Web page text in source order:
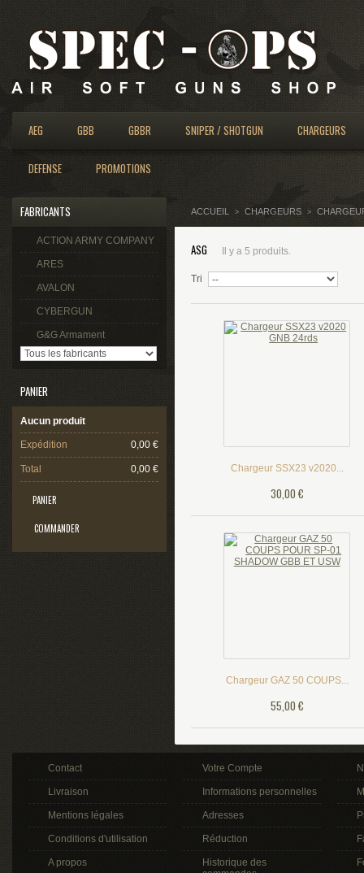
AEG GBB GBBR SNIPER / SHOTGUN CHARGEURS
DEFENSE PROMOTIONS
FABRICANTS
ACTION ARMY COMPANY
ARES
AVALON
CYBERGUN
G&G Armament
PANIER
Aucun produit
Expédition 0,00 €
Total 0,00 €
PANIER
COMMANDER
ACCUEIL > CHARGEURS >
ASG Il y a 5 produits.
Tri
Chargeur SSX23 v2020...
30,00 €
Chargeur GAZ 50 COUPS...
55,00 €
Contact
Livraison
Mentions légales
Conditions d'utilisation
A propos
Votre Compte
Informations personnelles
Adresses
Réduction
Historique des